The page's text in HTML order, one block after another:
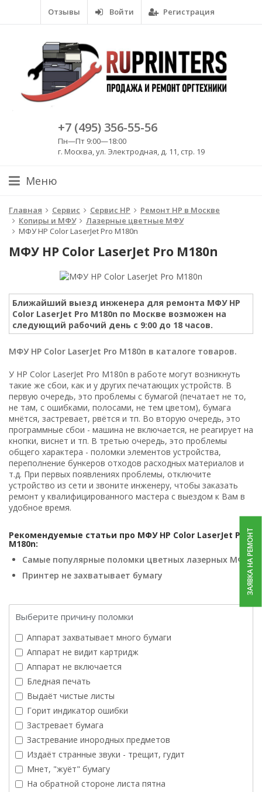
Отзывы Войти Регистрация
+7 (495) 356-55-56
Пн—Пт 9:00—18:00
г. Москва, ул. Электродная, д. 11, стр. 19
Меню
Главная Сервис Сервис HP
Ремонт HP в Москве
Копиры и МФУ
Лазерные цветные МФУ
МФУ HP Color LaserJet Pro M180n
МФУ HP Color LaserJet Pro M180n
Ближайший выезд инженера для ремонта МФУ HP
Color LaserJet Pro M180n по Москве возможен на
следующий рабочий день с 9:00 до 18 часов.
МФУ HP Color LaserJet Pro M180n в каталоге товаров.
У HP Color LaserJet Pro M180n в работе могут возникнуть
такие же сбои, как и у других печатающих устройств. В
первую очередь, это проблемы с бумагой (печатает не то,
не там, с ошибками, полосами, не тем цветом), бумага
мнётся, застревает, рвётся и тп. Во вторую очередь, это
программные сбои - машина не включается, не реагирует на
кнопки, виснет и тп. В третью очередь, это проблемы
общего характера - поломки элементов устройства,
переполнение бункеров отходов расходных материалов и
т.д. При первых появлениях проблемы, отключите
устройство из сети и звоните инженеру, чтобы заказать
ремонт у квалифицированного мастера с выездом к Вам в
удобное время.
Рекомендуемые статьи про МФУ HP Color LaserJet Pro
M180n:
Самые популярные поломки цветных лазерных МФУ
Принтер не захватывает бумагу
Выберите причину поломки
Аппарат захватывает много бумаги
Аппарат не видит картридж
Аппарат не включается
Бледная печать
Выдаёт чистые листы
Горит индикатор ошибки
Застревает бумага
Застревание инородных предметов
Издаёт странные звуки - трещит, гудит
Мнет, "жуёт" бумагу
На обратной стороне листа пятна
ЗАЯВКА НА РЕМОНТ